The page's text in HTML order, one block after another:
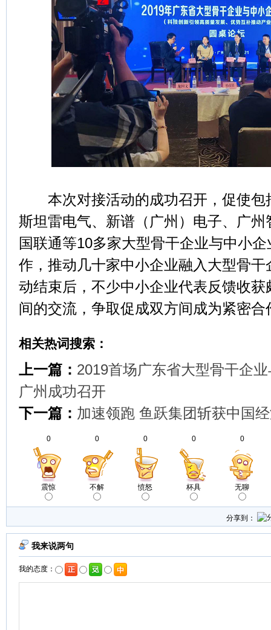
本次对接活动的成功召开，促使包
斯坦雷电气、新谱（广州）电子、广
国联通等10多家大型骨干企业与中小
作，推动几十家中小企业融入大型骨
动结束后，不少中小企业代表反馈收
间的交流，争取促成双方间成为紧密合
相关热词搜索：
上一篇： 2019首场广东省大型骨干企
广州成功召开
下一篇： 加速领跑 鱼跃集团斩获中国
0
震惊
0
不解
0
愤怒
0
杯具
0
无聊
分享到：